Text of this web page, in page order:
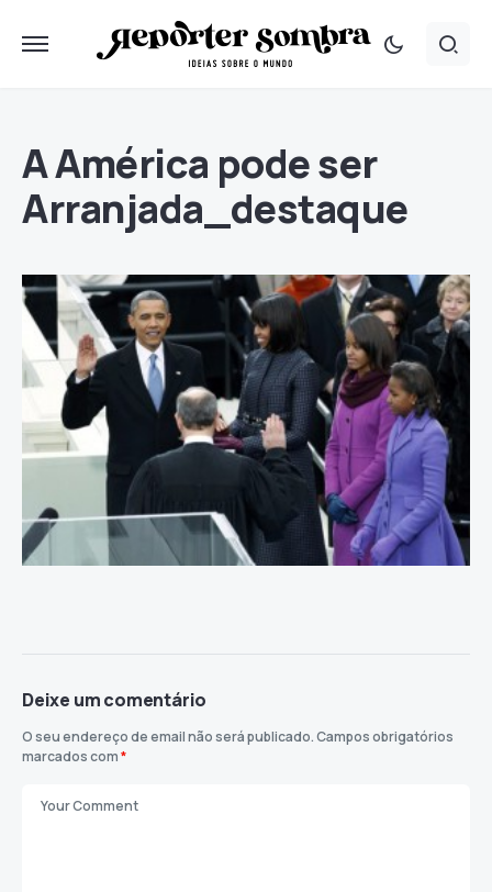
A América pode ser
Arranjada_destaque
Deixe um comentário
O seu endereço de email não será publicado.Campos obrigatórios
marcados com*